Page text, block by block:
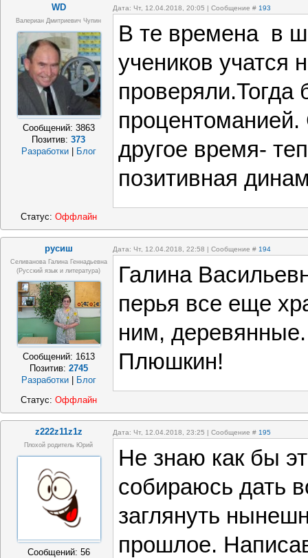
WD Дата: Чт, 12.04.2018, 20:05 | Сообщение # 193
Валериан Дмитриевич Чупин
Сообщений: 3863
Позитив:373
Разработки
Блог
В те времена в
учеников учатся
проверяли.Тогда
другое время-
позитивная
Статус: Оффлайн
русиш Дата: Чт, 12.04.2018, 22:58 | Сообщение # 194
Селиванова Галина Геннадьевна
(русский язык и литература)
Сообщений: 1613
Позитив: 2745
Разработки
Блог
Галина
перья все еще
ним,
Плюшкин!
Статус: Оффлайн
z222z11z1z Дата: Чт, 12.04.2018, 23:25 | Сообщение # 195
Плохой родитель Юрий
Сообщений: 56
Не знаю как бы
собираюсь дать
заглянуть
прошлое.